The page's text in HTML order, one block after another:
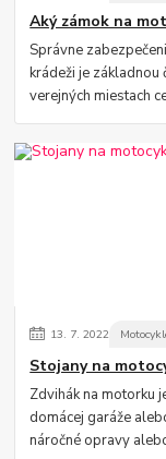
Aký zámok na
Správne
krádeži je základnou
verejných miestach
13. 7. 2022
Stojany na
Zdvihák na motorku
domácej garáže
náročné opravy